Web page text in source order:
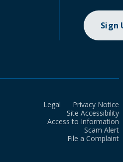
Sign
Legal
Privacy Notice
Site Accessibility
Access to Information
Scam Alert
File a Complaint